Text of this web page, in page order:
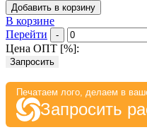
Добавить в корзину
В корзине
Перейти
-
Цена ОПТ [%]:
Запросить
Печатаем лого, делаем в
Запросить